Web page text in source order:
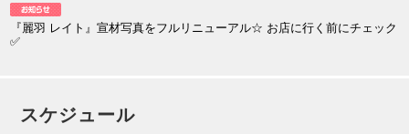
『麗羽 レイト』宣材写真をフルリニューアル☆ お店に行く前にチェック
✅
スケジュール